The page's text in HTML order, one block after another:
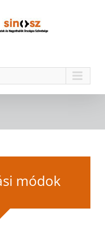
módok